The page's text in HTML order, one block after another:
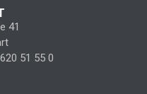
41
51 55 0